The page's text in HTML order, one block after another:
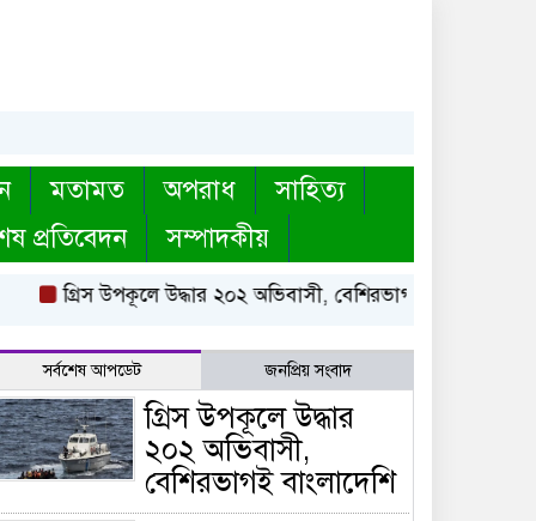
মতামত অপরাধ
সাহিত্য
প্রতিবেদন সম্পাদকীয়
গ্রিস উপকূলে উদ্ধার ২০২ অভিবাসী, বেশিরভাগই বাংলাদেশি
সর্বশেষ আপডেট জনপ্রিয় সংবাদ
গ্রিস উপকূলে উদ্ধার
২০২ অভিবাসী,
বেশিরভাগই বাংলাদেশি